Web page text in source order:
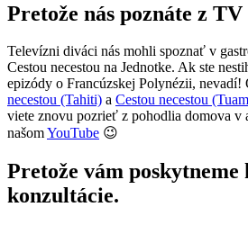
Pretože nás poznáte z TV
Televízni diváci nás mohli spoznať v
Cestou necestou na Jednotke. Ak ste
epizódy o Francúzskej Polynézii, nevadí!
necestou (Tahiti) a Cestou necestou
viete znovu pozrieť z pohodlia domova v
našomYouTube 😉
Pretože vám poskytneme
konzultácie.